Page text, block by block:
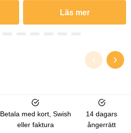
Läs mer
Betala med kort, Swish
eller faktura
14 dagars
ångerrätt